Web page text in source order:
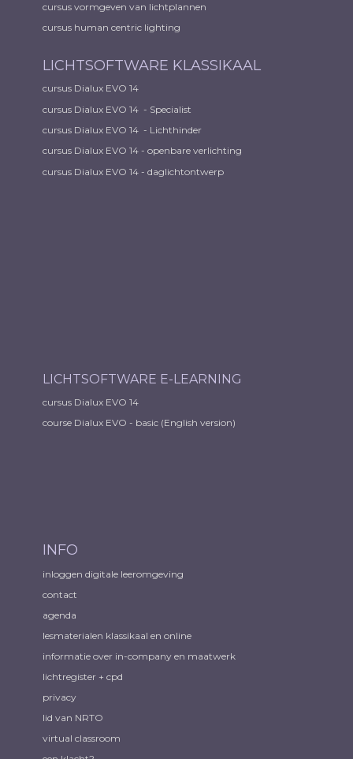
cursus vormgeven van lichtplannen
cursus human centric lighting
LICHTSOFTWARE KLASSIKAAL
cursus Dialux EVO 14
cursus Dialux EVO 14 - Specialist
cursus Dialux EVO 14 - Lichthinder
cursus Dialux EVO 14 - openbare verlichting
cursus Dialux EVO 14 - daglichtontwerp
LICHTSOFTWARE E-LEARNING
cursus Dialux EVO 14
course Dialux EVO - basic (English version)
INFO
inloggen digitale leeromgeving
contact
agenda
lesmaterialen klassikaal en online
informatie over in-company en maatwerk
lichtregister + cpd
privacy
lid van NRTO
virtual classroom